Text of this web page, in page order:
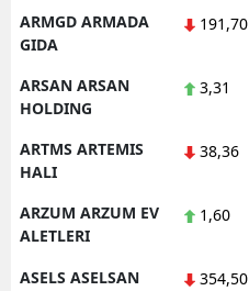
ARMGD ARMADA
GIDA
191,70
ARSAN ARSAN
HOLDING
3,31
ARTMS ARTEMIS
HALI
38,36
ARZUM ARZUM EV
ALETLERI
1,60
ASELS ASELSAN 354,50